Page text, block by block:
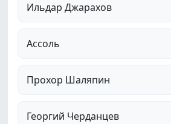
Ильдар Джарахов
Ассоль
Прохор Шаляпин
Георгий Черданцев